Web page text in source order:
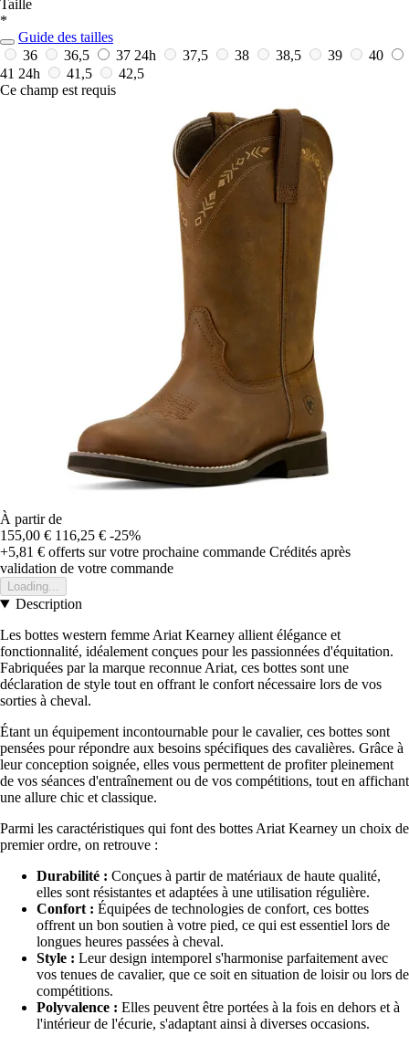
Taille
*
Guide des tailles
36
36,5 37 24h 37,5 38 38,5 39
40
41 24h 41,5
42,5
Ce champ est requis
À partir de
155,00 € 116,25 € -25%
+5,81 € offerts sur votre prochaine commande Crédités après
validation de votre commande
Loading...
Description
Les bottes western femme Ariat Kearney allient élégance et
fonctionnalité, idéalement conçues pour les passionnées d'équitation.
Fabriquées par la marque reconnue Ariat, ces bottes sont une
déclaration de style tout en offrant le confort nécessaire lors de vos
sorties à cheval.
Étant un équipement incontournable pour le cavalier, ces bottes sont
pensées pour répondre aux besoins spécifiques des cavalières. Grâce à
leur conception soignée, elles vous permettent de profiter pleinement
de vos séances d'entraînement ou de vos compétitions, tout en affichant
une allure chic et classique.
Parmi les caractéristiques qui font des bottes Ariat Kearney un choix de
premier ordre, on retrouve :
Durabilité : Conçues à partir de matériaux de haute qualité,
elles sont résistantes et adaptées à une utilisation régulière.
Confort : Équipées de technologies de confort, ces bottes
offrent un bon soutien à votre pied, ce qui est essentiel lors de
longues heures passées à cheval.
Style : Leur design intemporel s'harmonise parfaitement avec
vos tenues de cavalier, que ce soit en situation de loisir ou lors de
compétitions.
Polyvalence : Elles peuvent être portées à la fois en dehors et à
l'intérieur de l'écurie, s'adaptant ainsi à diverses occasions.